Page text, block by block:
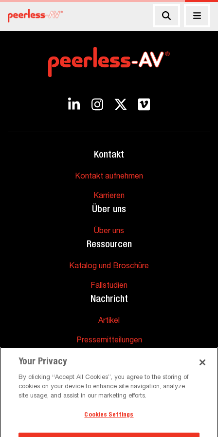
Kontakt
Kontakt aufnehmen
Karrieren
Über uns
Über uns
Ressourcen
Katalog und Broschüre
Fallstudien
Nachricht
Artikel
Pressemitteilungen
Häufig gestellte Fragen
Allgemeine Geschäftsbedingungen Datenschutzrichtlinie
Peerless-AV. Alle Rechte vorbehalten
Your Privacy
By clicking “Accept All Cookies”, you agree to the storing of
cookies on your device to enhance site navigation, analyze
site usage, and assist in our marketing efforts.
Cookies Settings